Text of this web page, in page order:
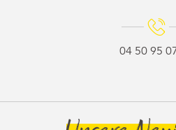
04 50 95